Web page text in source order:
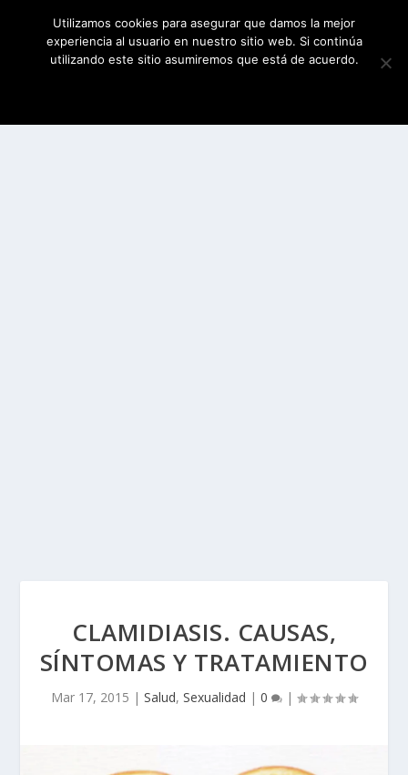
CLAMIDIASIS. CAUSAS,
SÍNTOMAS Y TRATAMIENTO
Mar 17, 2015 | Salud, Sexualidad | 0 |
Utilizamos cookies para asegurar que damos la mejor
experiencia al usuario en nuestro sitio web. Si continúa
utilizando este sitio asumiremos que está de acuerdo.